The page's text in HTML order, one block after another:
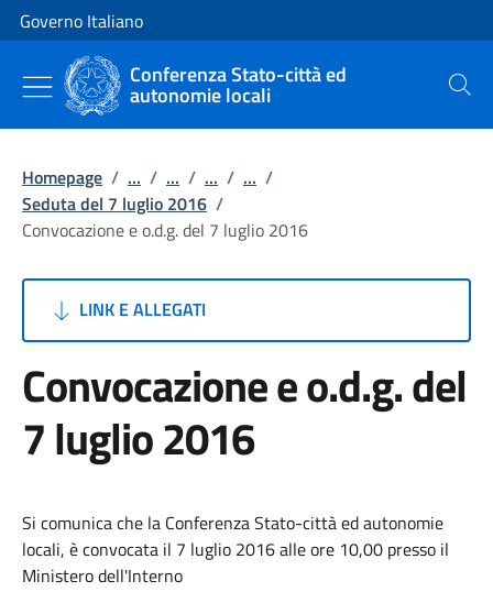
Vai al contenuto
Vai alla navigazione del sito
Governo Italiano
Conferenza Stato-città ed
autonomie locali Cerca
Homepage / ... / ... / ... / ... /
Seduta del 7 luglio 2016 /
Convocazione e o.d.g. del 7 luglio 2016
LINK E ALLEGATI
Convocazione e o.d.g. del
7 luglio 2016
Si comunica che la Conferenza Stato-città ed autonomie
locali, è convocata il 7 luglio 2016 alle ore 10,00 presso il
Ministero dell'Interno